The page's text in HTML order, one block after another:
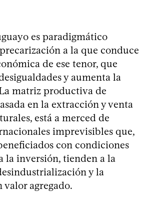
es paradigmático
a la que conduce
de ese tenor, que
y aumenta la
matriz productiva de
en la extracción y venta
está a merced de
imprevisibles que,
con condiciones
la inversión, tienden a la
y la
agregado.